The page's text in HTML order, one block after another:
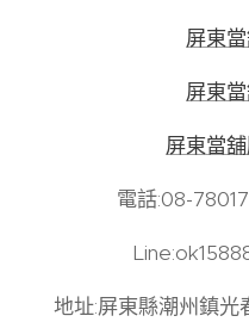
屏東
屏東
屏東當
電話:08-
地址:屏東縣潮州鎮